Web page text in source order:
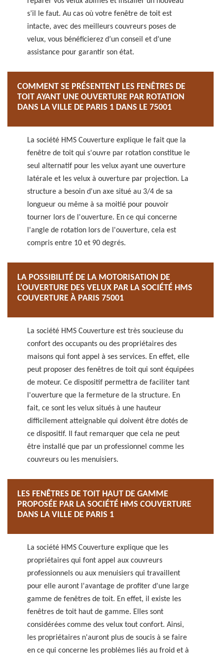
s’il le faut. Au cas où votre fenêtre de toit est
intacte, avec des meilleurs couvreurs poses de
velux, vous bénéficierez d’un conseil et d’une
assistance pour garantir son état.
COMMENT SE PRÉSENTENT LES FENÊTRES DE
TOIT AYANT UNE OUVERTURE PAR ROTATION
DANS LA VILLE DE PARIS 1 DANS LE 75001
La société HMS Couverture explique le fait que la
fenêtre de toit qui s'ouvre par rotation constitue le
seul alternatif pour les velux ayant une ouverture
latérale et les velux à ouverture par projection. La
structure a besoin d'un axe situé au 3/4 de sa
longueur ou même à sa moitié pour pouvoir
tourner lors de l'ouverture. En ce qui concerne
l'angle de rotation lors de l'ouverture, cela est
compris entre 10 et 90 degrés.
LA POSSIBILITÉ DE LA MOTORISATION DE
L'OUVERTURE DES VELUX PAR LA SOCIÉTÉ HMS
COUVERTURE À PARIS 75001
La société HMS Couverture est très soucieuse du
confort des occupants ou des propriétaires des
maisons qui font appel à ses services. En effet, elle
peut proposer des fenêtres de toit qui sont équipées
de moteur. Ce dispositif permettra de faciliter tant
l'ouverture que la fermeture de la structure. En
fait, ce sont les velux situés à une hauteur
difficilement atteignable qui doivent être dotés de
ce dispositif. Il faut remarquer que cela ne peut
être installé que par un professionnel comme les
couvreurs ou les menuisiers.
LES FENÊTRES DE TOIT HAUT DE GAMME
PROPOSÉE PAR LA SOCIÉTÉ HMS COUVERTURE
DANS LA VILLE DE PARIS 1
La société HMS Couverture explique que les
propriétaires qui font appel aux couvreurs
professionnels ou aux menuisiers qui travaillent
pour elle auront l'avantage de profiter d'une large
gamme de fenêtres de toit. En effet, il existe les
fenêtres de toit haut de gamme. Elles sont
considérées comme des velux tout confort. Ainsi,
les propriétaires n'auront plus de soucis à se faire
en ce qui concerne les problèmes liés au froid et à